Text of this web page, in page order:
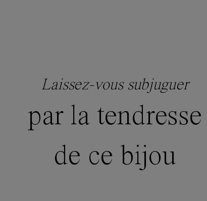
Laissez-vous subjuguer
par la tendresse
de ce bijou